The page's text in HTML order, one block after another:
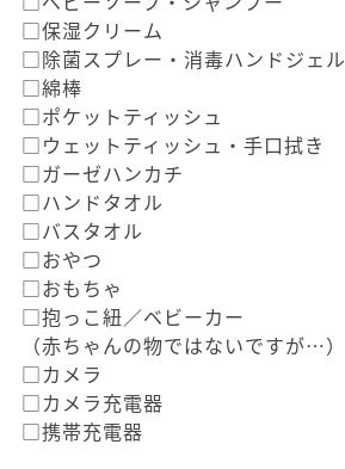
□保湿クリーム
□除菌スプレー・消毒ハンドジェル
□綿棒
□ポケットティッシュ
□ウェットティッシュ・手口拭き
□ガーゼハンカチ
□ハンドタオル
□バスタオル
□おやつ
□おもちゃ
□抱っこ紐／ベビーカー
（赤ちゃんの物ではないですが…）
□カメラ
□カメラ充電器
□携帯充電器